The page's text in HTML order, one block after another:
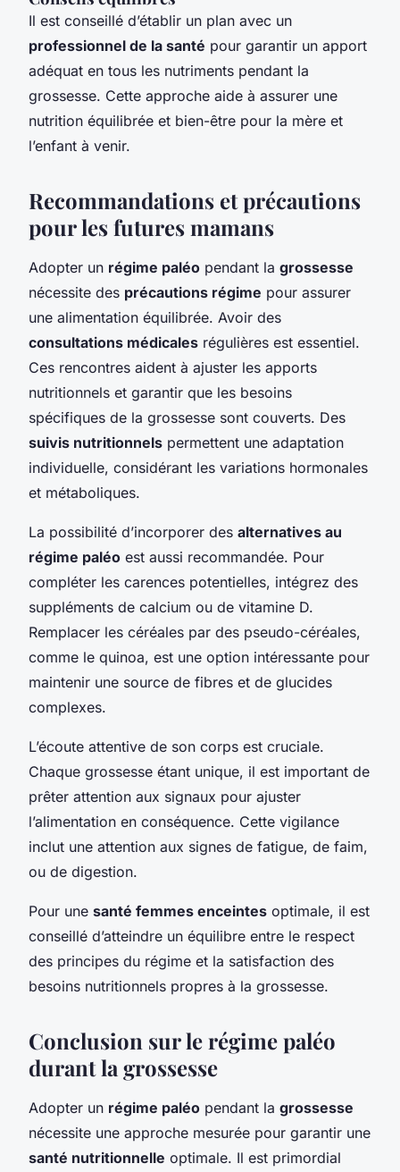
Il est conseillé d’établir un plan avec un
professionnel de la santé pour garantir un apport
adéquat en tous les nutriments pendant la
grossesse. Cette approche aide à assurer une
nutrition équilibrée et bien-être pour la mère et
l’enfant à venir.
Recommandations et précautions
pour les futures mamans
Adopter un régime paléo pendant la grossesse
nécessite des précautions régime pour assurer
une alimentation équilibrée. Avoir des
consultations médicales régulières est essentiel.
Ces rencontres aident à ajuster les apports
nutritionnels et garantir que les besoins
spécifiques de la grossesse sont couverts. Des
suivis nutritionnels permettent une adaptation
individuelle, considérant les variations hormonales
et métaboliques.
La possibilité d’incorporer des alternatives au
régime paléo est aussi recommandée. Pour
compléter les carences potentielles, intégrez des
suppléments de calcium ou de vitamine D.
Remplacer les céréales par des pseudo-céréales,
comme le quinoa, est une option intéressante pour
maintenir une source de fibres et de glucides
complexes.
L’écoute attentive de son corps est cruciale.
Chaque grossesse étant unique, il est important de
prêter attention aux signaux pour ajuster
l’alimentation en conséquence. Cette vigilance
inclut une attention aux signes de fatigue, de faim,
ou de digestion.
Pour une santé femmes enceintes optimale, il est
conseillé d’atteindre un équilibre entre le respect
des principes du régime et la satisfaction des
besoins nutritionnels propres à la grossesse.
Conclusion sur le régime paléo
durant la grossesse
Adopter un régime paléo pendant la grossesse
nécessite une approche mesurée pour garantir une
santé nutritionnelle optimale. Il est primordial